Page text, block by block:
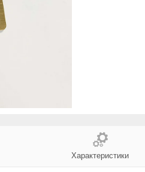
Характеристики